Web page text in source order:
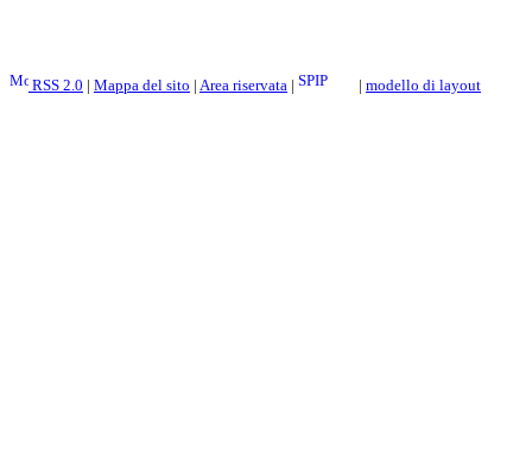
RSS 2.0 | Mappa del sito | Area riservata | | modello di layout